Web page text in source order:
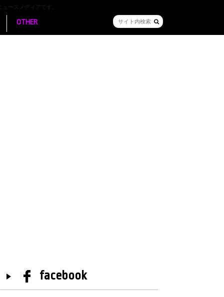
ースメディアです。
OTHER
facebook